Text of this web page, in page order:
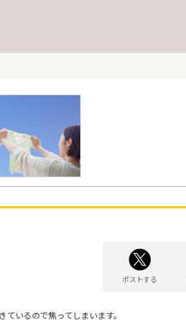
ポストする
いるので焦ってしまいます。